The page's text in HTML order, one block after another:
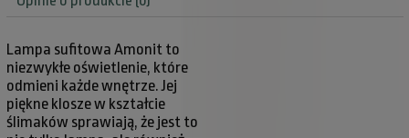
Lampa sufitowa Amonit to
niezwykłe oświetlenie, które
odmieni każde wnętrze. Jej
piękne klosze w kształcie
ślimaków sprawiają, że jest to